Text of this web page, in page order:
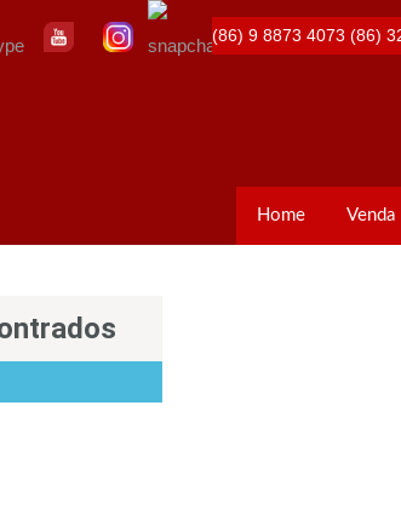
(86) 9 8873 4073 (86)
Home Venda